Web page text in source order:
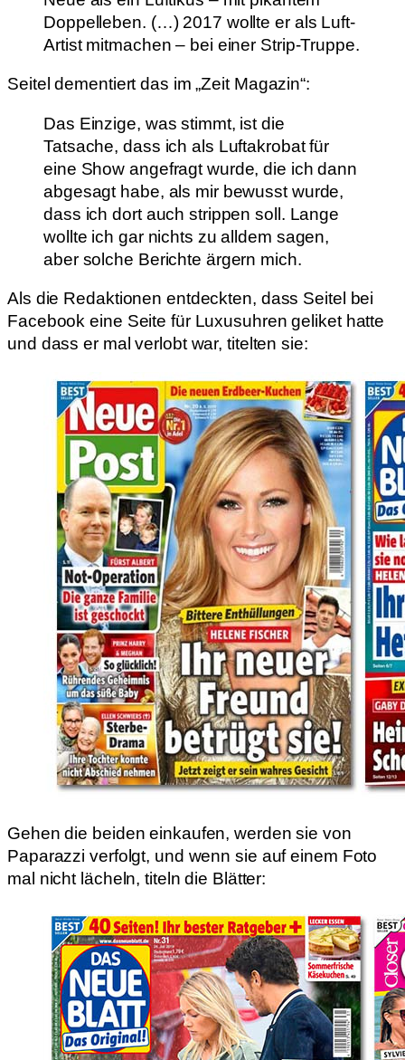
Doppelleben. (…) 2017 wollte er als Luft-
Artist mitmachen – bei einer Strip-Truppe.
Seitel dementiert das im „Zeit Magazin“:
Das Einzige, was stimmt, ist die
Tatsache, dass ich als Luftakrobat für
eine Show angefragt wurde, die ich dann
abgesagt habe, als mir bewusst wurde,
dass ich dort auch strippen soll. Lange
wollte ich gar nichts zu alldem sagen,
aber solche Berichte ärgern mich.
Als die Redaktionen entdeckten, dass Seitel bei
Facebook eine Seite für Luxusuhren geliket hatte
und dass er mal verlobt war, titelten sie:
Gehen die beiden einkaufen, werden sie von
Paparazzi verfolgt, und wenn sie auf einem Foto
mal nicht lächeln, titeln die Blätter: